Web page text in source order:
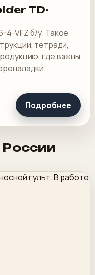
TD-
4-VFZ б/у. Такое
тетради,
где важны
Подробнее